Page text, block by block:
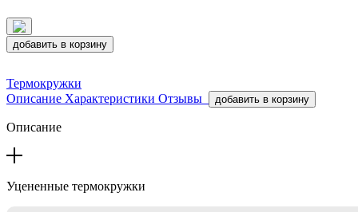
добавить в корзину
Термокружки
Описание Характеристики Отзывы добавить в корзину
Описание
Уцененные термокружки